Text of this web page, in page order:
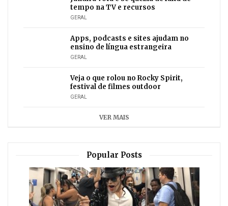
tempo na TV e recursos
GERAL
Apps, podcasts e sites ajudam no
ensino de língua estrangeira
GERAL
Veja o que rolou no Rocky Spirit,
festival de filmes outdoor
GERAL
VER MAIS
Popular Posts